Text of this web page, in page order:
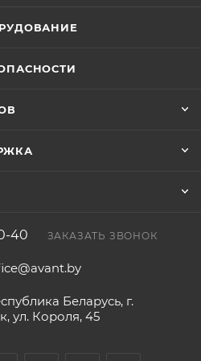
составляют Ø 98 ×
от -40 до +60 °C с
1.8 Вт. Дальность ИК-
40 ЗАКАЗАТЬ ЗВОНОК
Беларусь, г.
ул. Короля, 45